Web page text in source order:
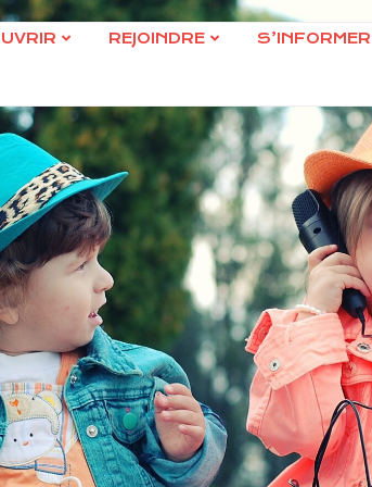
REJOINDRE S’INFORMER